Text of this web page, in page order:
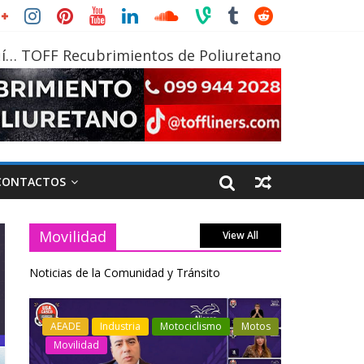
TOFF Recubrimientos de Poliuretano
Movilidad View All
Noticias de la Comunidad y Tránsito
Industria Movilidad
Transporte
Varios